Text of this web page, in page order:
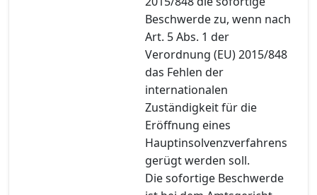
Beschwerde zu, wenn nach
Art. 5 Abs. 1 der
Verordnung (EU) 2015/848
das Fehlen der
internationalen
Zuständigkeit für die
Eröffnung eines
Hauptinsolvenzverfahrens
gerügt werden soll.
Die sofortige Beschwerde